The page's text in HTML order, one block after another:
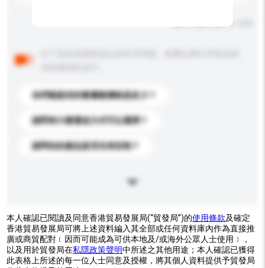
輸入字數上限: 0 / 500
你們能提供的最優惠價格是多少？
請問有什麼運送方式可以選擇？
請問你的產品是否支持定制？
本人確認已閱讀及同意香港貿易發展局(“貿發局”)的使用條款及確定
香港貿易發展局可將上述資料編入其全部或任何資料庫內作為直接推
廣或商貿配對﹝因而可能成為可供本地及/或海外公眾人士使用﹞，
以及用於貿發局在私隱政策聲明中所述之其他用途；本人確認已獲得
此表格上所述的每一位人士同意及授權，將其個人資料提供予貿發局